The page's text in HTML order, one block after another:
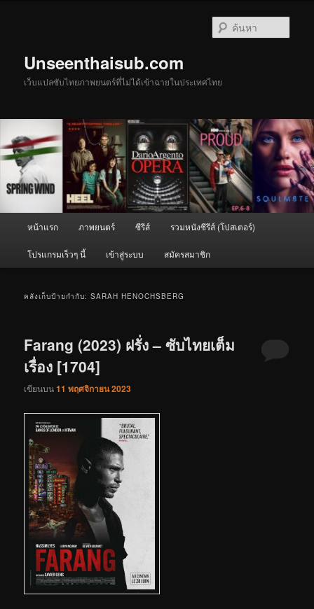
Unseenthaisub.com
เว็บแปลซับไทยภาพยนตร์ที่ไม่ได้เข้าฉายในประเทศไทย
หน้าแรก ภาพยนตร์ ซีรีส์ รวมหนังซีรีส์ (โปสเตอร์)
โปรแกรมเร็วๆ นี้ เข้าสู่ระบบ สมัครสมาชิก
คลังเก็บป้ายกำกับ:SARAH HENOCHSBERG
Farang (2023) ฝรั่ง – ซับไทยเต็ม
เรื่อง [1704]
เขียนบน11 พฤศจิกายน 2023